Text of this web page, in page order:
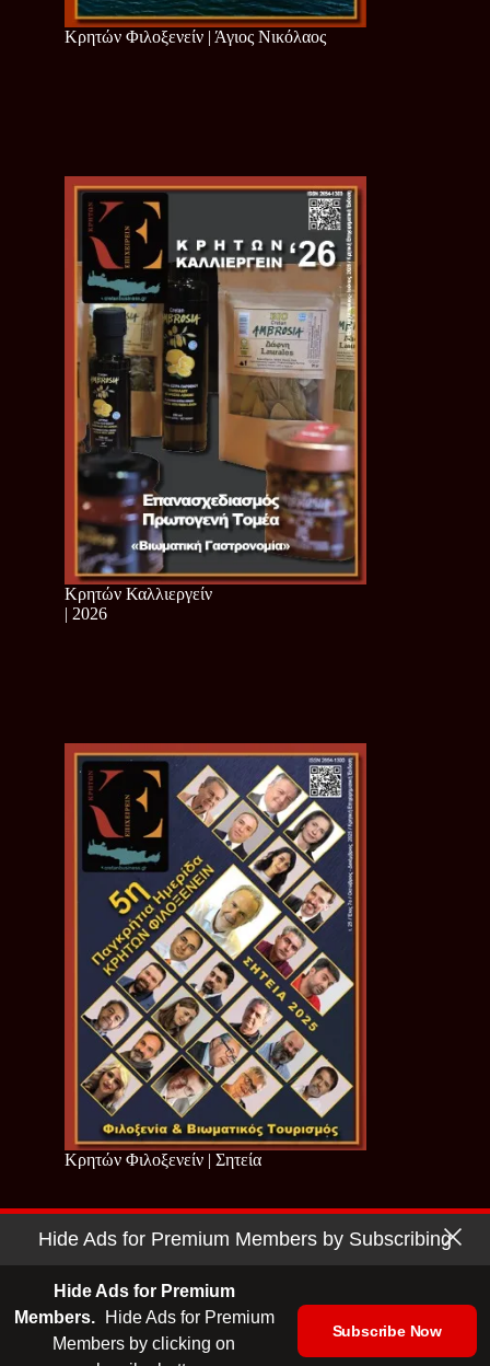
Κρητών Φιλοξενείν | Άγιος Νικόλαος
Κρητών Καλλιεργείν
| 2026
Κρητών Φιλοξενείν | Σητεία
Copyright © 2026 - Cretan Business | Κρητών Επιχειρείν
Hide Ads for Premium Members by Subscribing
Hide Ads for Premium
Members.
Hide Ads for Premium
Members by clicking on
Subscribe Now